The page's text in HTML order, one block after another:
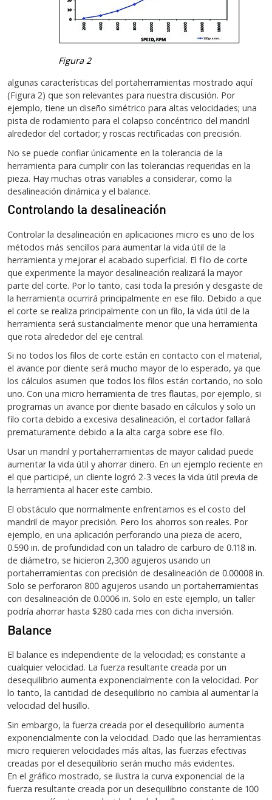
Figura 2
algunas características del portaherramientas mostrado aquí
(Figura 2) que son relevantes para nuestra discusión. Por
ejemplo, tiene un diseño simétrico para altas velocidades; una
pista de rodamiento para el colapso concéntrico del mandril
alrededor del cortador; y roscas rectificadas con precisión.
No se puede confiar únicamente en la tolerancia de la
herramienta para cumplir con las tolerancias requeridas en la
pieza. Hay muchas otras variables a considerar, como la
desalineación dinámica y el balance.
Controlando la desalineación
Controlar la desalineación en aplicaciones micro es uno de los
métodos más sencillos para aumentar la vida útil de la
herramienta y mejorar el acabado superficial. El filo de corte
que experimente la mayor desalineación realizará la mayor
parte del corte. Por lo tanto, casi toda la presión y desgaste de
la herramienta ocurrirá principalmente en ese filo. Debido a que
el corte se realiza principalmente con un filo, la vida útil de la
herramienta será sustancialmente menor que una herramienta
que rota alrededor del eje central.
Si no todos los filos de corte están en contacto con el material,
el avance por diente será mucho mayor de lo esperado, ya que
los cálculos asumen que todos los filos están cortando, no solo
uno. Con una micro herramienta de tres flautas, por ejemplo, si
programas un avance por diente basado en cálculos y solo un
filo corta debido a excesiva desalineación, el cortador fallará
prematuramente debido a la alta carga sobre ese filo.
Usar un mandril y portaherramientas de mayor calidad puede
aumentar la vida útil y ahorrar dinero. En un ejemplo reciente en
el que participé, un cliente logró 2-3 veces la vida útil previa de
la herramienta al hacer este cambio.
El obstáculo que normalmente enfrentamos es el costo del
mandril de mayor precisión. Pero los ahorros son reales. Por
ejemplo, en una aplicación perforando una pieza de acero,
0.590 in. de profundidad con un taladro de carburo de 0.118 in.
de diámetro, se hicieron 2,300 agujeros usando un
portaherramientas con precisión de desalineación de 0.00008 in.
Solo se perforaron 800 agujeros usando un portaherramientas
con desalineación de 0.0006 in. Solo en este ejemplo, un taller
podría ahorrar hasta $280 cada mes con dicha inversión.
Balance
El balance es independiente de la velocidad; es constante a
cualquier velocidad. La fuerza resultante creada por un
desequilibrio aumenta exponencialmente con la velocidad. Por
lo tanto, la cantidad de desequilibrio no cambia al aumentar la
velocidad del husillo.
Sin embargo, la fuerza creada por el desequilibrio aumenta
exponencialmente con la velocidad. Dado que las herramientas
micro requieren velocidades más altas, las fuerzas efectivas
creadas por el desequilibrio serán mucho más evidentes.
En el gráfico mostrado, se ilustra la curva exponencial de la
fuerza resultante creada por un desequilibrio constante de 100